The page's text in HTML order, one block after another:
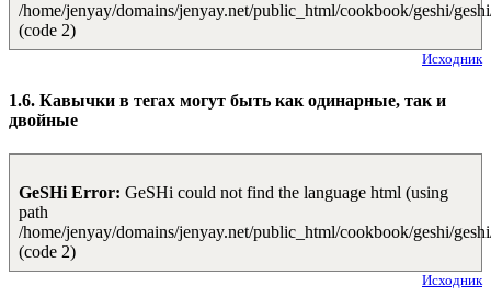
/home/jenyay/domains/jenyay.net/public_html/cookbook/geshi/
(code 2)
Исходник
1.6. Кавычки в тегах могут быть как одинарные, так и
двойные
GeSHi Error: GeSHi could not find the language html (using
path
/home/jenyay/domains/jenyay.net/public_html/cookbook/geshi/
(code 2)
Исходник